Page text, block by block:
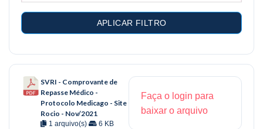
APLICAR FILTRO
SVRI - Comprovante de
Repasse Médico -
Protocolo Medicago - Site
Rocio - Nov/2021
1 arquivo(s) 6 KB
Faça o login para
baixar o arquivo